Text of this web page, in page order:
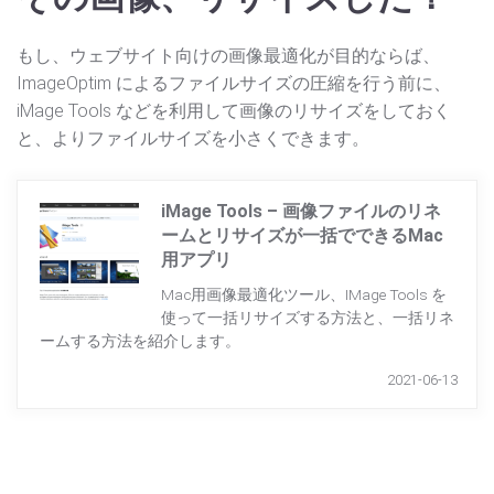
もし、ウェブサイト向けの画像最適化が目的ならば、
ImageOptim によるファイルサイズの圧縮を行う前に、
iMage Tools などを利用して画像のリサイズをしておく
と、よりファイルサイズを小さくできます。
iMage Tools – 画像ファイルのリネ
ームとリサイズが一括でできるMac
用アプリ
Mac用画像最適化ツール、IMage Tools を
使って一括リサイズする方法と、一括リネ
ームする方法を紹介します。
2021-06-13